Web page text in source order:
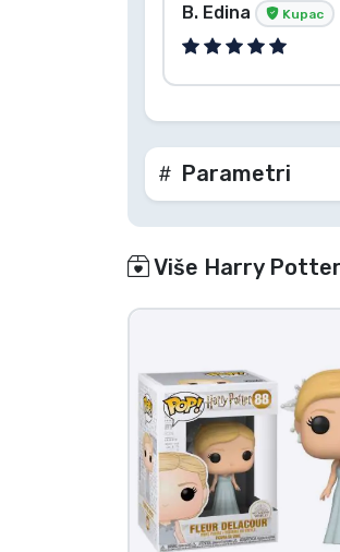
B. Edina Kupac
Parametri
Više Harry